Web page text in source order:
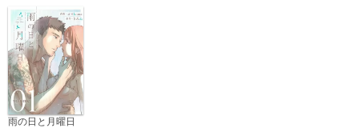
雨の日と月曜日